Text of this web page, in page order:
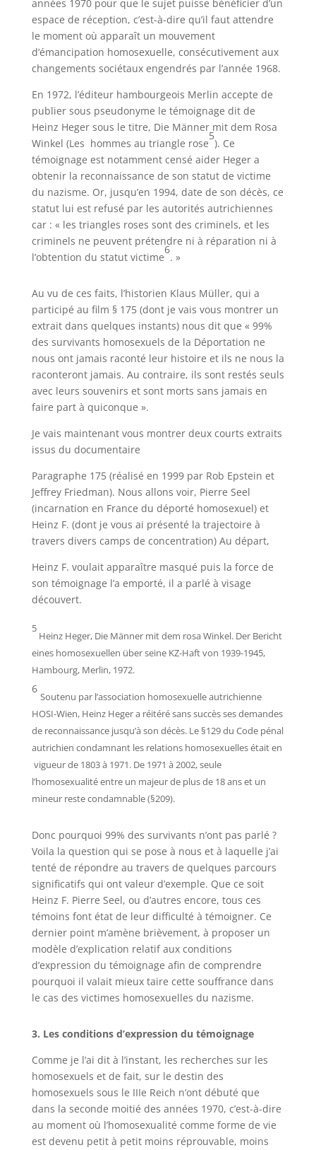
années 1970 pour que le sujet puisse bénéficier d’un
espace de réception, c’est-à-dire qu’il faut attendre
le moment où apparaît un mouvement
d’émancipation homosexuelle, consécutivement aux
changements sociétaux engendrés par l’année 1968.
En 1972, l’éditeur hambourgeois Merlin accepte de
publier sous pseudonyme le témoignage dit de
Heinz Heger sous le titre, Die Männer mit dem Rosa
Winkel (Les hommes au triangle rose
5
). Ce
témoignage est notamment censé aider Heger a
obtenir la reconnaissance de son statut de victime
du nazisme. Or, jusqu’en 1994, date de son décès, ce
statut lui est refusé par les autorités autrichiennes
car : « les triangles roses sont des criminels, et les
criminels ne peuvent prétendre ni à réparation ni à
l’obtention du statut victime
6
. »
Au vu de ces faits, l’historien Klaus Müller, qui a
participé au film § 175 (dont je vais vous montrer un
extrait dans quelques instants) nous dit que « 99%
des survivants homosexuels de la Déportation ne
nous ont jamais raconté leur histoire et ils ne nous la
raconteront jamais. Au contraire, ils sont restés seuls
avec leurs souvenirs et sont morts sans jamais en
faire part à quiconque ».
Je vais maintenant vous montrer deux courts extraits
issus du documentaire
Paragraphe 175 (réalisé en 1999 par Rob Epstein et
Jeffrey Friedman). Nous allons voir, Pierre Seel
(incarnation en France du déporté homosexuel) et
Heinz F. (dont je vous ai présenté la trajectoire à
travers divers camps de concentration) Au départ,
Heinz F. voulait apparaître masqué puis la force de
son témoignage l’a emporté, il a parlé à visage
découvert.
5
Heinz Heger, Die Männer mit dem rosaWinkel. Der Bericht
eines homosexuellen über seine KZ-Haft von 1939-1945,
Hambourg, Merlin, 1972.
6
Soutenu par l’association homosexuelle autrichienne
HOSI-Wien, Heinz Heger a réitéré sans succès ses demandes
de reconnaissance jusqu’à son décès. Le §129 du Code pénal
autrichien condamnant les relations homosexuelles était en
vigueur de 1803 à 1971. De 1971 à 2002, seule
l’homosexualité entre un majeur de plus de 18 ans et un
mineur reste condamnable (§209).
Donc pourquoi 99% des survivants n’ont pas parlé ?
Voila la question qui se pose à nous et à laquelle j’ai
tenté de répondre au travers de quelques parcours
significatifs qui ont valeur d’exemple. Que ce soit
Heinz F. Pierre Seel, ou d’autres encore, tous ces
témoins font état de leur difficulté à témoigner. Ce
dernier point m’amène brièvement, à proposer un
modèle d’explication relatif aux conditions
d’expression du témoignage afin de comprendre
pourquoi il valait mieux taire cette souffrance dans
le cas des victimes homosexuelles du nazisme.
3. Les conditions d’expression du témoignage
Comme je l’ai dit à l’instant, les recherches sur les
homosexuels et de fait, sur le destin des
homosexuels sous le IIIe Reich n’ont débuté que
dans la seconde moitié des années 1970, c’est-à-dire
au moment où l’homosexualité comme forme de vie
est devenu petit à petit moins réprouvable, moins